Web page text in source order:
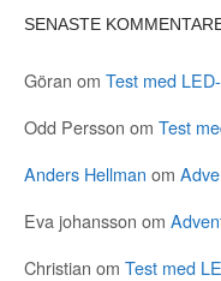
SENASTE
Göran om Test med
Odd Persson om Test
Anders Hellman om
Eva johansson om
Christian om Test med